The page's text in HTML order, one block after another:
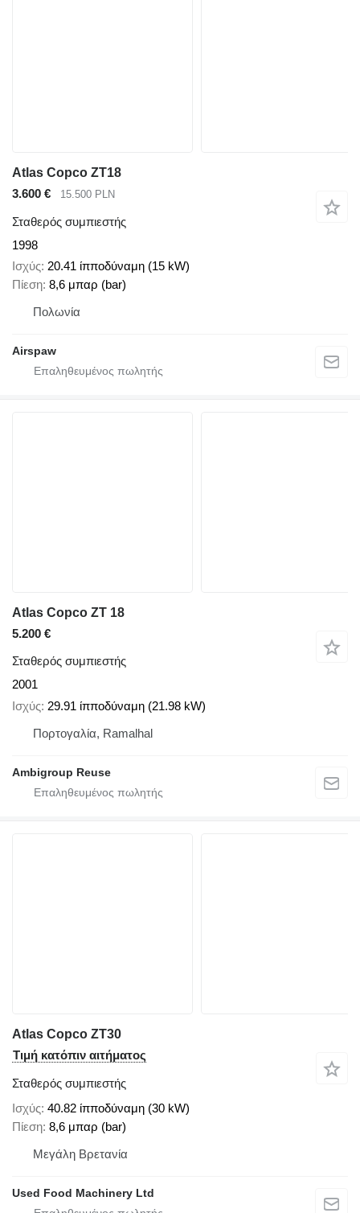
Atlas Copco ZT18
3.600 €
15.500 PLN
Σταθερός συμπιεστής
1998
Ισχύς 20.41 ίπποδύναμη (15 kW)
Πίεση 8,6 μπαρ (bar)
Πολωνία
Airspaw
Atlas Copco ZT 18
5.200 €
Σταθερός συμπιεστής
2001
Ισχύς 29.91 ίπποδύναμη (21.98 kW)
Πορτογαλία, Ramalhal
Ambigroup Reuse
Atlas Copco ZT30
Τιμή κατόπιν αιτήματος
Σταθερός συμπιεστής
Ισχύς 40.82 ίπποδύναμη (30 kW)
Πίεση 8,6 μπαρ (bar)
Μεγάλη Βρετανία
Used Food Machinery Ltd